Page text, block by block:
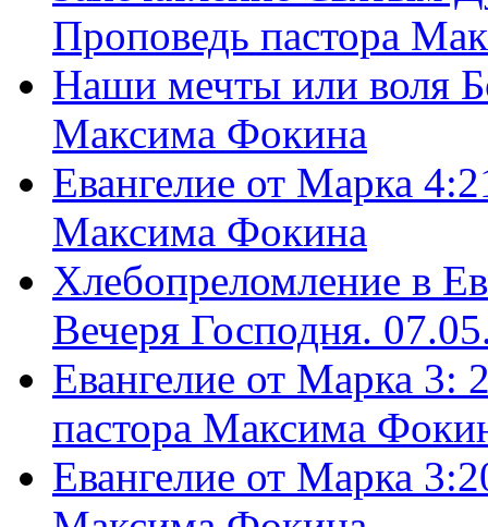
Проповедь пастора
Наши мечты или воля
Максима Фокина
Евангелие от Марка
Максима Фокина
Хлебопреломление в
Вечеря Господня.
Евангелие от Марка 3:
пастора Максима
Евангелие от Марка